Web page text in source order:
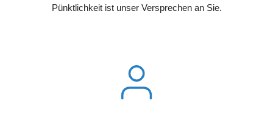
Pünktlichkeit ist unser Versprechen an Sie.